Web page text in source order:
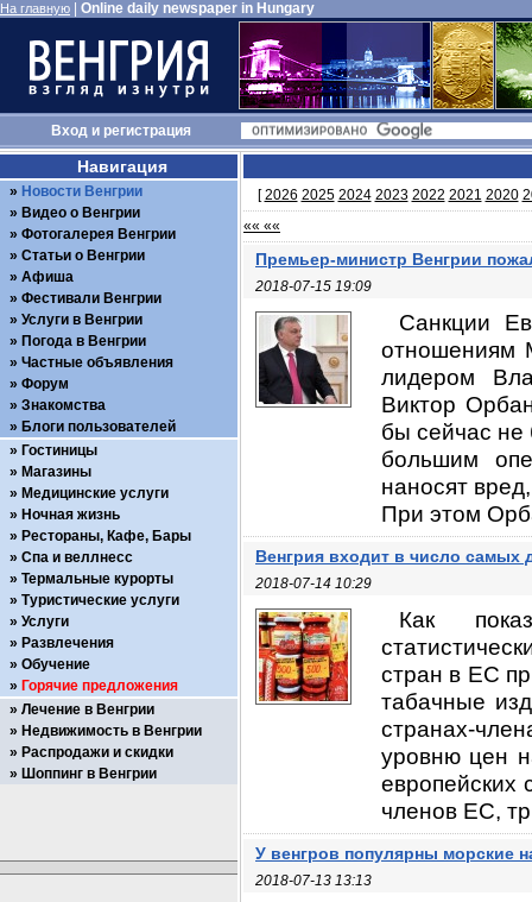
На главную Online daily newspaper in Hungary
Входи регистрация
[2026 2025 2024 2023 2022 2021 2020
«« ««
Премьер-министр Венгрии
2018-07-15 19:09
Санкции
отношениям
лидером
Виктор
бы сейчас
большим
наносят
При этом
Венгрия входит в число самых
2018-07-14 10:29
Как
стран в ЕС
табачные
странах-
уровню цен
европейских
членов ЕС,
У венгров популярны морские
2018-07-13 13:13
Навигация
Новости Венгрии
Видео о Венгрии
Фотогалерея Венгрии
Статьи о Венгрии
Афиша
Фестивали Венгрии
Услуги в Венгрии
Погода в Венгрии
Частные объявления
Форум
Знакомства
Блоги пользователей
Гостиницы
Магазины
Медицинские услуги
Ночная жизнь
Рестораны, Кафе, Бары
Спа и веллнесс
Термальные курорты
Туристические услуги
Услуги
Развлечения
Обучение
Горячие предложения
Лечение в Венгрии
Недвижимость в Венгрии
Распродажи и скидки
Шоппинг в Венгрии